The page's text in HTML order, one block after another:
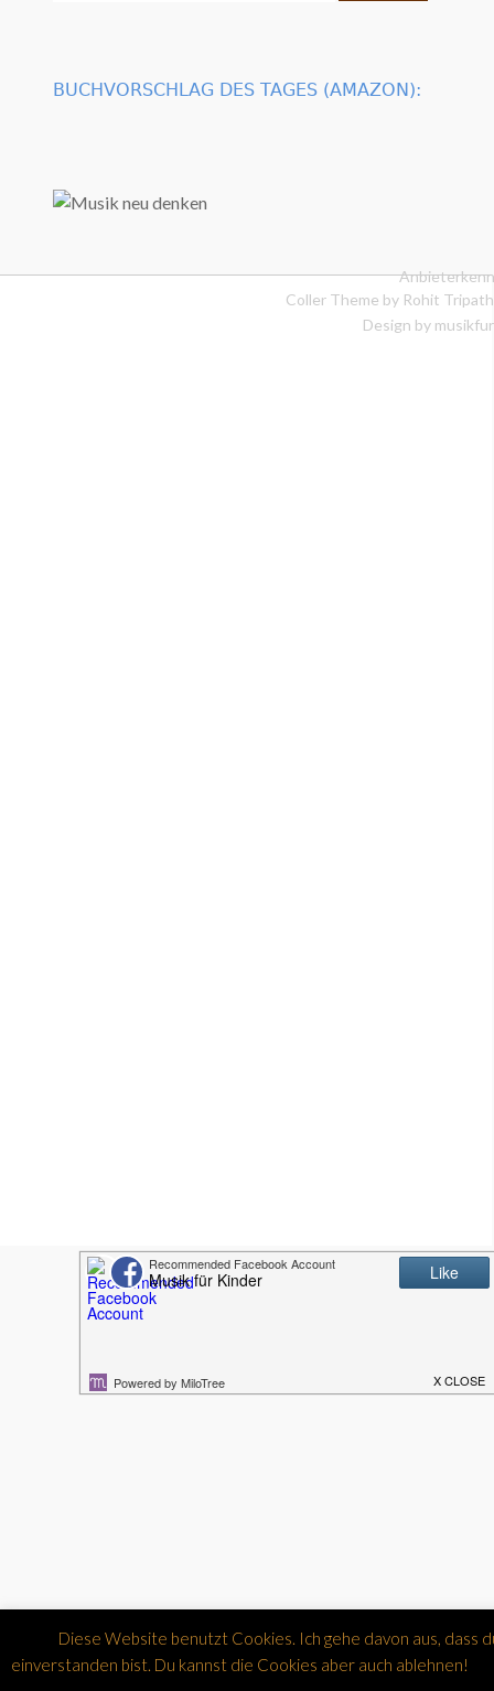
BUCHVORSCHLAG DES TAGES (AMAZON):
Coller Theme by Rohit
Design by
Diese Website benutzt Cookies. Ich gehe davon aus, dass
einverstanden bist. Du kannst die Cookies aber auch ablehnen!